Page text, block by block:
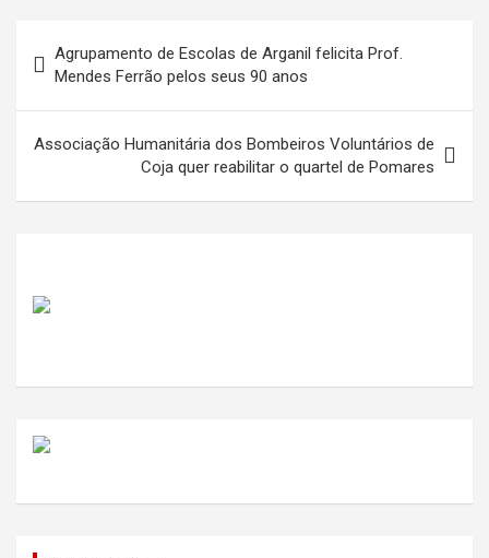
de
artigos
Agrupamento de Escolas de Arganil felicita Prof.
Mendes Ferrão pelos seus 90 anos
Associação Humanitária dos Bombeiros Voluntários de
Coja quer reabilitar o quartel de Pomares